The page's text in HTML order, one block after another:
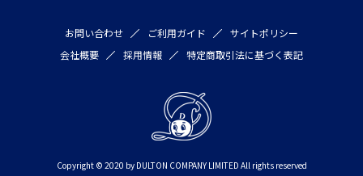
お問い合わせ ご利用ガイド
サイトポリシー
会社概要
採用情報 特定商取引法に基づく表記
Copyright © 2020 by DULTON COMPANY LIMITED All rights reserved